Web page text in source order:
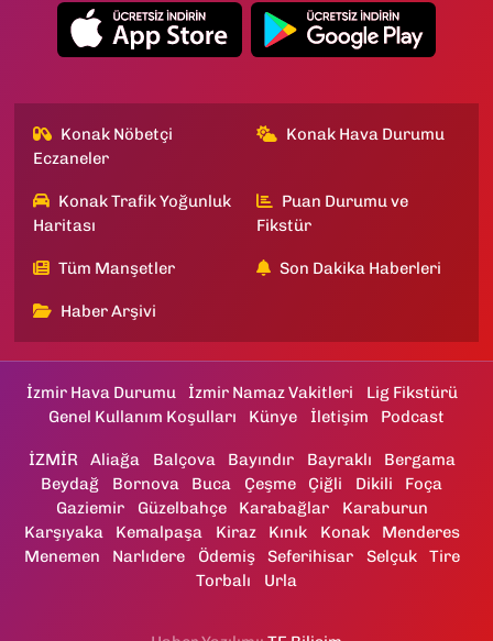
Konak Nöbetçi
Eczaneler
Konak Hava Durumu
Konak Trafik Yoğunluk
Haritası
Puan Durumu ve
Fikstür
Tüm Manşetler Son Dakika Haberleri
Haber Arşivi
İzmir Hava Durumu İzmir Namaz Vakitleri
Lig Fikstürü
Genel Kullanım Koşulları
Künye İletişim Podcast
İZMİR Aliağa Balçova Bayındır Bayraklı
Bergama
Beydağ
Bornova Buca Çeşme Çiğli Dikili
Foça
Gaziemir
Güzelbahçe Karabağlar
Karaburun
Karşıyaka
Kemalpaşa Kiraz Kınık Konak
Menderes
Menemen
Narlıdere Ödemiş Seferihisar Selçuk
Tire
Torbalı
Urla